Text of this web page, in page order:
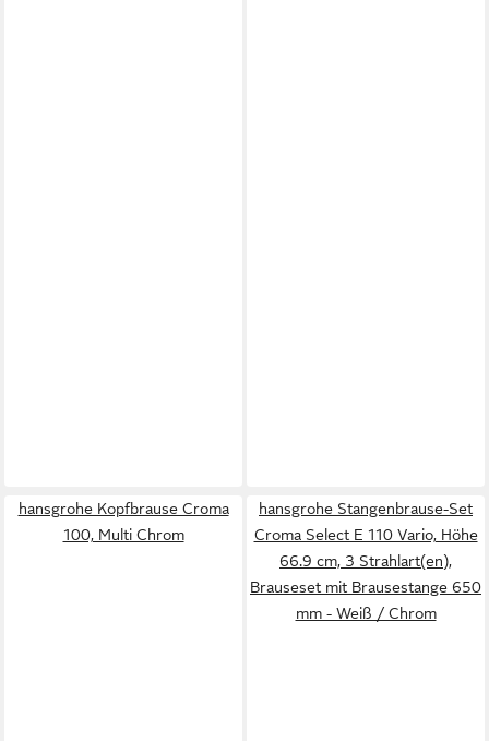
hansgrohe Kopfbrause Croma
100, Multi Chrom
hansgrohe Stangenbrause-Set
Croma Select E 110 Vario, Höhe
66.9 cm, 3 Strahlart(en),
Brauseset mit Brausestange 650
mm - Weiß / Chrom